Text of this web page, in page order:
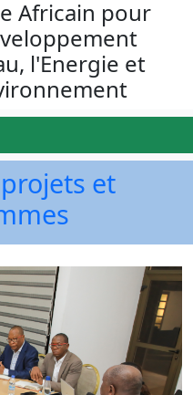
Africain pour
l'Energie et
et